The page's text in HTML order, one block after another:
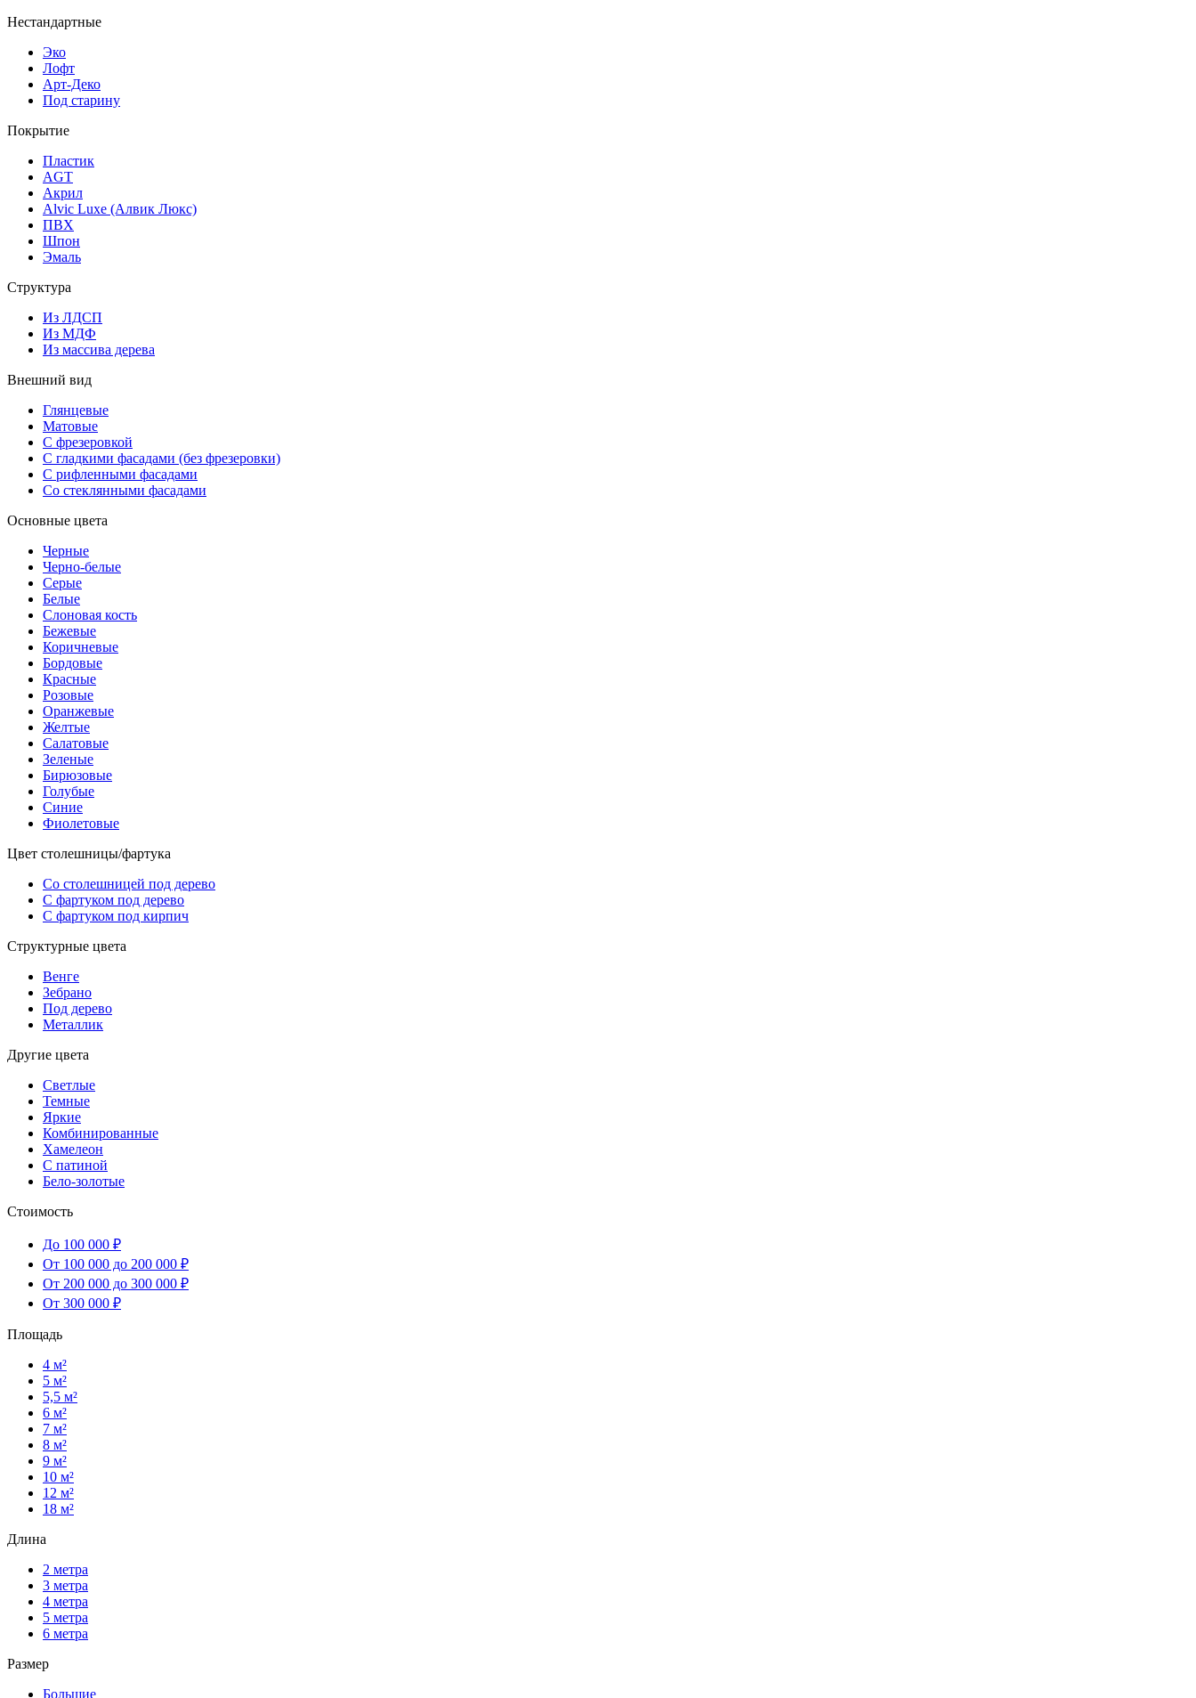
Нестандартные
Эко
Лофт
Арт-Деко
Под старину
Покрытие
Пластик
AGT
Акрил
Alvic Luxe (Алвик Люкс)
ПВХ
Шпон
Эмаль
Структура
Из ЛДСП
Из МДФ
Из массива дерева
Внешний вид
Глянцевые
Матовые
С фрезеровкой
С гладкими фасадами (без фрезеровки)
С рифленными фасадами
Со стеклянными фасадами
Основные цвета
Черные
Черно-белые
Серые
Белые
Слоновая кость
Бежевые
Коричневые
Бордовые
Красные
Розовые
Оранжевые
Желтые
Салатовые
Зеленые
Бирюзовые
Голубые
Синие
Фиолетовые
Цвет столешницы/фартука
Со столешницей под дерево
С фартуком под дерево
С фартуком под кирпич
Структурные цвета
Венге
Зебрано
Под дерево
Металлик
Другие цвета
Светлые
Темные
Яркие
Комбинированные
Хамелеон
С патиной
Бело-золотые
Стоимость
До 100 000 ₽
От 100 000 до 200 000 ₽
От 200 000 до 300 000 ₽
От 300 000 ₽
Площадь
4 м²
5 м²
5,5 м²
6 м²
7 м²
8 м²
9 м²
10 м²
12 м²
18 м²
Длина
2 метра
3 метра
4 метра
5 метра
6 метра
Размер
Большие